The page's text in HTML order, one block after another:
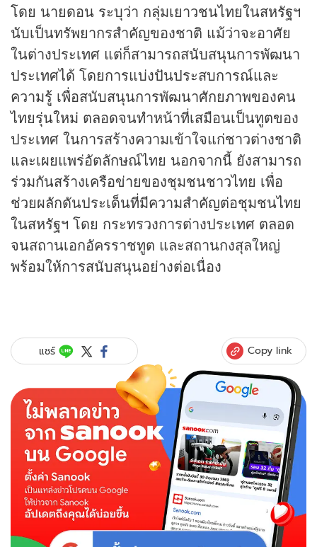
โดย นายดอน ระบุว่า กลุ่มเยาวชนไทยในสหรัฐฯ
นับเป็นทรัพยากรสำคัญของชาติ แม้ว่าจะอาศัย
ในต่างประเทศ แต่ก็สามารถสนับสนุนการพัฒนา
ประเทศได้ โดยการแบ่งปันประสบการณ์และ
ความรู้ เพื่อสนับสนุนการพัฒนาศักยภาพของคน
ไทยรุ่นใหม่ ตลอดจนทำหน้าที่เสมือนเป็นทูตของ
ประเทศ ในการสร้างความเข้าใจแก่ชาวต่างชาติ
และเผยแพร่อัตลักษณ์ไทย นอกจากนี้ ยังสามารถ
ร่วมกันสร้างเครือข่ายของชุมชนชาวไทย เพื่อ
ช่วยผลักดันประเด็นที่มีความสำคัญต่อชุมชนไทย
ในสหรัฐฯ โดย กระทรวงการต่างประเทศ ตลอด
จนสถานเอกอัครราชทูต และสถานกงสุลใหญ่
พร้อมให้การสนับสนุนอย่างต่อเนื่อง
แชร์ Copy link